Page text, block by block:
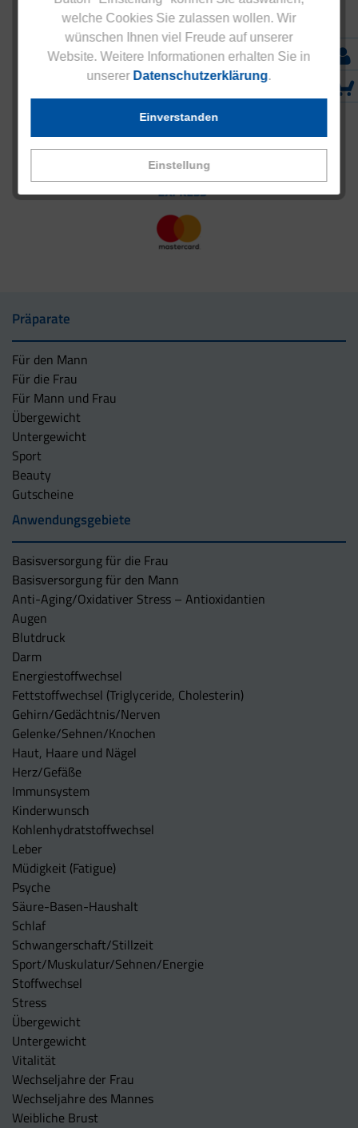
welche Cookies Sie zulassen wollen. Wir
wünschen Ihnen viel Freude auf unserer
Website. Weitere Informationen erhalten Sie in
unserer Datenschutzerklärung.
Einstellung
Einverstanden
Präparate
Für den Mann
Für die Frau
Für Mann und Frau
Übergewicht
Untergewicht
Sport
Beauty
Gutscheine
Anwendungsgebiete
Basisversorgung für die Frau
Basisversorgung für den Mann
Anti-Aging/Oxidativer Stress – Antioxidantien
Augen
Blutdruck
Darm
Energiestoffwechsel
Fettstoffwechsel (Triglyceride, Cholesterin)
Gehirn/Gedächtnis/Nerven
Gelenke/Sehnen/Knochen
Haut, Haare und Nägel
Herz/Gefäße
Immunsystem
Kinderwunsch
Kohlenhydratstoffwechsel
Leber
Müdigkeit (Fatigue)
Psyche
Säure-Basen-Haushalt
Schlaf
Schwangerschaft/Stillzeit
Sport/Muskulatur/Sehnen/Energie
Stoffwechsel
Stress
Übergewicht
Untergewicht
Vitalität
Wechseljahre der Frau
Wechseljahre des Mannes
Weibliche Brust